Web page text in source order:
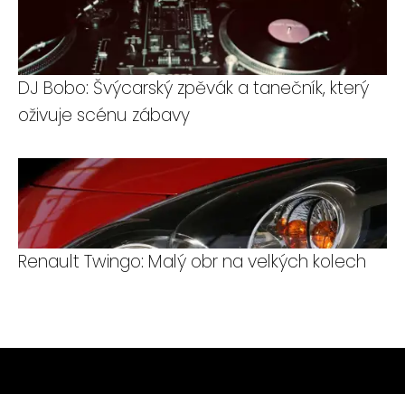
DJ Bobo: Švýcarský zpěvák a tanečník, který
oživuje scénu zábavy
Renault Twingo: Malý obr na velkých kolech